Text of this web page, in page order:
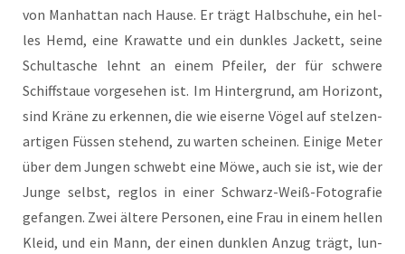
von Man­hat­tan nach Hau­se. Er trägt Halb­schu­he, ein hel­
les Hemd, eine Kra­wat­te und ein dunk­les Jackett, sei­ne
Schul­ta­sche lehnt an einem Pfei­ler, der für schwe­re
Schiffstaue vor­ge­se­hen ist. Im Hin­ter­grund, am Hori­zont,
sind Krä­ne zu erken­nen, die wie eiser­ne Vögel auf stel­zen­
ar­ti­gen Füs­sen ste­hend, zu war­ten schei­nen. Eini­ge Meter
über dem Jun­gen schwebt eine Möwe, auch sie ist, wie der
Jun­ge selbst, reg­los in einer Schwarz-Weiß-Foto­gra­fie
gefan­gen. Zwei älte­re Per­so­nen, eine Frau in einem hel­len
Kleid, und ein Mann, der einen dunk­len Anzug trägt, lun­